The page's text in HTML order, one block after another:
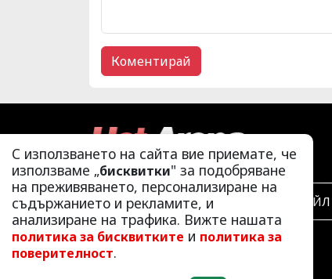
С използването на сайта вие приемате, че
използваме „бисквитки" за подобряване
на преживяването, персонализиране на
съдържанието и рекламите, и
анализиране на трафика. Вижте нашата
политика за бисквитките и политика за
поверителност.
ЛАЙФСТАЙЛ